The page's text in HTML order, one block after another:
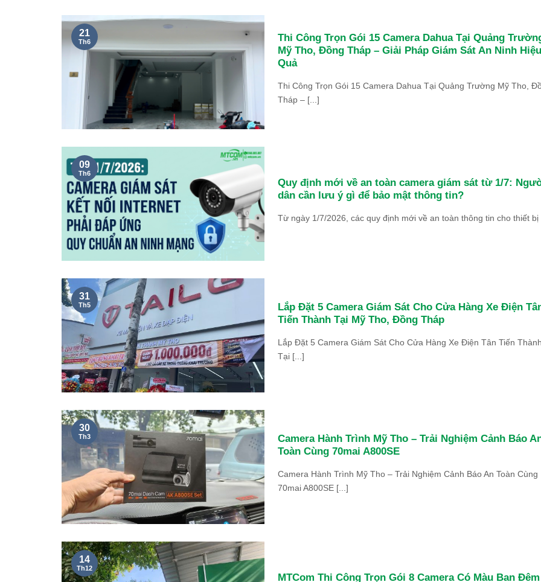
Thi Công Trọn Gói 15 Camera Dahua Tại Quảng
Mỹ Tho, Đồng Tháp – Giải Pháp Giám Sát An Ninh Hiệu
Quả
Thi Công Trọn Gói 15 Camera Dahua Tại Quảng Trường Mỹ Tho,
Tháp – [...]
21
Th6
Quy định mới về an toàn camera giám sát từ 1/7:
dân cần lưu ý gì để bảo mật thông tin?
Từ ngày 1/7/2026, các quy định mới về an toàn thông tin cho thiết bị
09
Th6
Lắp Đặt 5 Camera Giám Sát Cho Cửa Hàng Xe Điện
Tiến Thành Tại Mỹ Tho, Đồng Tháp
Lắp Đặt 5 Camera Giám Sát Cho Cửa Hàng Xe Điện Tân Tiến
Tại [...]
31
Th5
Camera Hành Trình Mỹ Tho – Trải Nghiệm Cảnh Báo
Toàn Cùng 70mai A800SE
Camera Hành Trình Mỹ Tho – Trải Nghiệm Cảnh Báo An Toàn Cùng
70mai A800SE [...]
30
Th3
MTCom Thi Công Trọn Gói 8 Camera Có Màu Ban
14
Th12